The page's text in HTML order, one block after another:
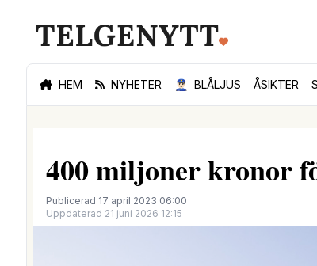
HEM NYHETER 👮🏻‍♂️ BLÅLJUS ÅSIKTER
400 miljoner kronor
Publicerad 17 april 2023 06:00
Uppdaterad 21 juni 2026 12:15